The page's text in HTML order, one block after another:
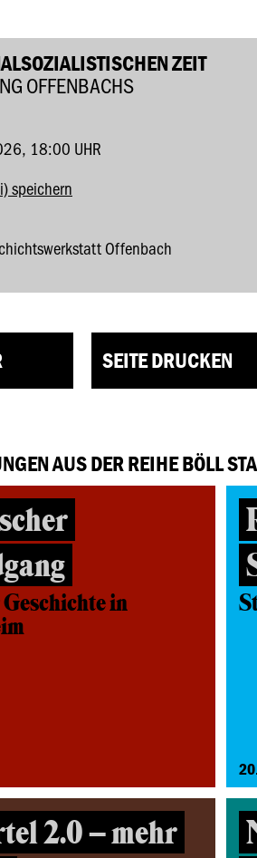
ZEIT
OFFENBACHS
18:00 UHR
speichern
Offenbach
SEITE DRUCKEN
AUS DER REIHE BÖLL
in
2.0 – mehr